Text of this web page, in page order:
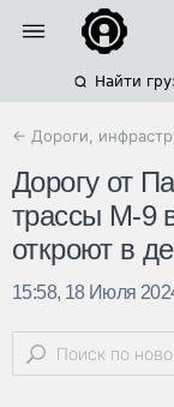
Найти
← Дороги,
Дорогу от
трассы М-9
откроют в
15:58, 18 Июля